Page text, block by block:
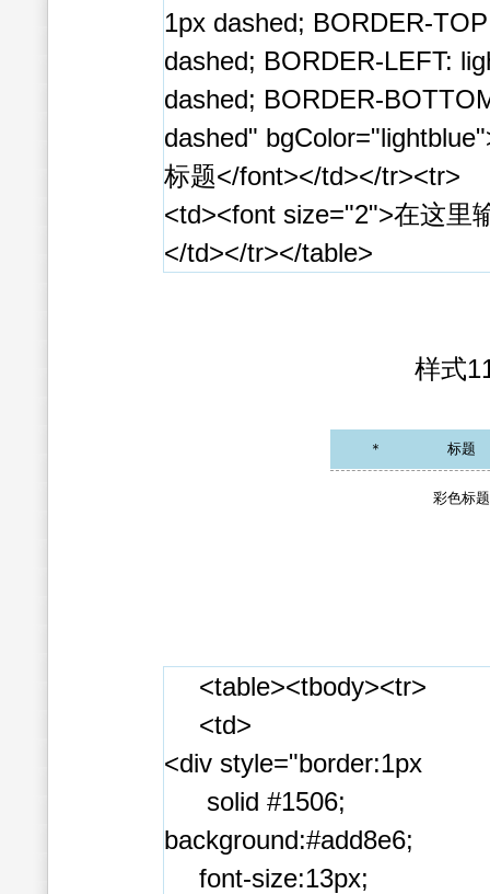
1px dashed; BORDER-
dashed; BORDER-LEFT:
dashed; BORDER-
dashed"
标题</font></td></tr><tr>
<td><font size="2">在这里
</td></tr></table>
样式
＊ 标
彩色标题
<table><tbody><tr>
<td>
<div style="border:1px
solid #1506;
background:#add8e6;
font-size:13px;